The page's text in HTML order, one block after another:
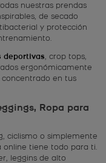
nuestras prendas
de secado
y protección
deportivas, crop tops,
ergonómicamente
en tus
Ropa para
ciclismo o simplemente
online tiene todo para ti.
leggins de alto